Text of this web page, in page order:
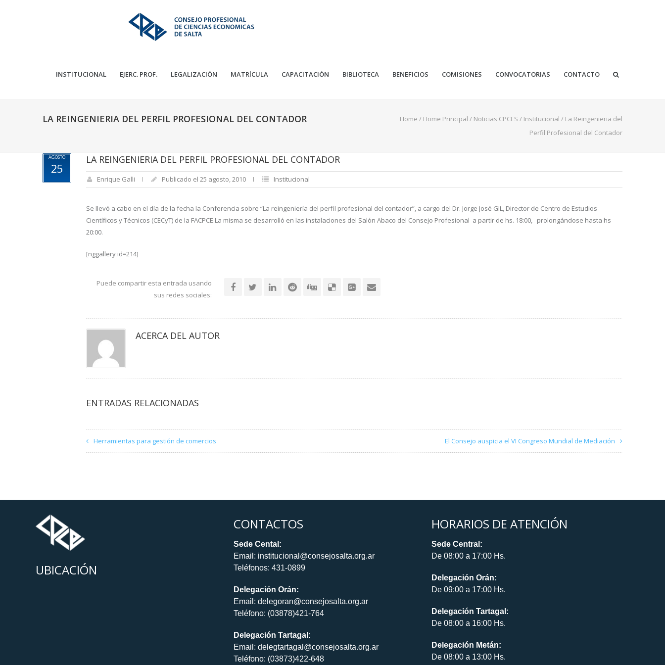
INSTITUCIONAL EJERC. PROF. LEGALIZACIÓN MATRÍCULA CAPACITACIÓN BIBLIOTECA BENEFICIOS COMISIONES CONVOCATORIAS CONTACTO
LA REINGENIERIA DEL PERFIL PROFESIONAL DEL CONTADOR Home / Home Principal / Noticias CPCES / Institucional / La Reingenieria del
Perfil Profesional del Contador
AGOSTO
25
LA REINGENIERIA DEL PERFIL PROFESIONAL DEL CONTADOR
Enrique Galli Publicado el 25 agosto, 2010 Institucional
Se llevó a cabo en el día de la fecha la Conferencia sobre “La reingeniería del perfil profesional del contador”, a cargo del Dr. Jorge José GIL, Director de Centro de Estudios
Científicos y Técnicos (CECyT) de la FACPCE.La misma se desarrolló en las instalaciones del Salón Abaco del Consejo Profesional a partir de hs. 18:00, prolongándose hasta hs
20:00.
[nggallery id=214]
Puede compartir esta entrada usando
sus redes sociales:
ACERCA DEL AUTOR
ENTRADAS RELACIONADAS
Herramientas para gestión de comercios El Consejo auspicia el VI Congreso Mundial de Mediación
UBICACIÓN
CONTACTOS
Sede Cental:
Email: institucional@consejosalta.org.ar
Teléfonos: 431-0899
Delegación Orán:
Email: delegoran@consejosalta.org.ar
Teléfono: (03878)421-764
Delegación Tartagal:
Email: delegtartagal@consejosalta.org.ar
Teléfono: (03873)422-648
HORARIOS DE ATENCIÓN
Sede Central:
De 08:00 a 17:00 Hs.
Delegación Orán:
De 09:00 a 17:00 Hs.
Delegación Tartagal:
De 08:00 a 16:00 Hs.
Delegación Metán:
De 08:00 a 13:00 Hs.